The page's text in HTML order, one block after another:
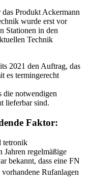
Produkt Ackermann
wurde erst vor
Stationen in den
Technik
2021 den Auftrag, das
es termingerecht
die notwendigen
lieferbar sind.
Faktor:
tetronik
Jahren regelmäßige
bekannt, dass eine FN
Rufanlagen